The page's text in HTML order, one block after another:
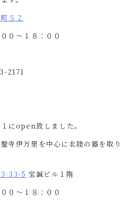
５２
０〜１８：００
2171
にopen致しました。
寺伊万里を中心に北陸の器を取り
3-33-5 宝誠ビル１階
０〜１８：００